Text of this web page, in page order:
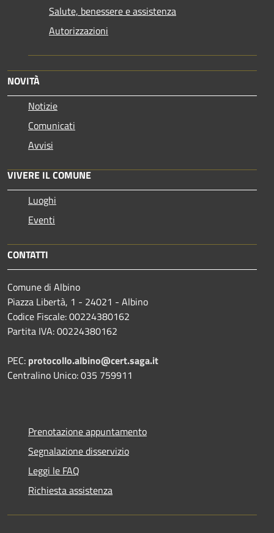
Salute, benessere e assistenza
Autorizzazioni
NOVITÀ
Notizie
Comunicati
Avvisi
VIVERE IL COMUNE
Luoghi
Eventi
CONTATTI
Comune di Albino
Piazza Libertà, 1 - 24021 - Albino
Codice Fiscale: 00224380162
Partita IVA: 00224380162
PEC: protocollo.albino@cert.saga.it
Centralino Unico: 035 759911
Prenotazione appuntamento
Segnalazione disservizio
Leggi le FAQ
Richiesta assistenza